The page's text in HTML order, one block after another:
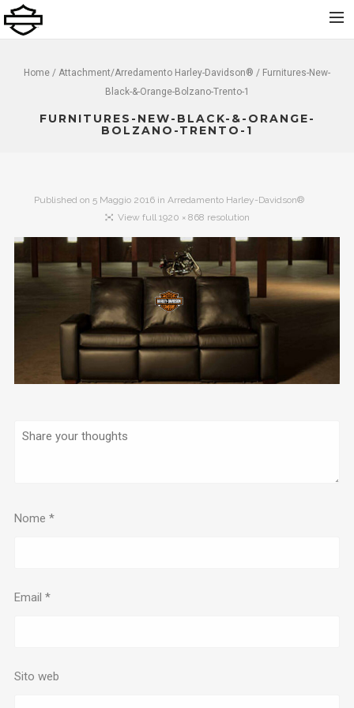
Nuovo
Service
Dolomiti Chapter
Home / Attachment/Arredamento Harley-Davidson® / Furnitures-New-
Black-&-Orange-Bolzano-Trento-1
FURNITURES-NEW-BLACK-&-ORANGE-
BOLZANO-TRENTO-1
Published on 5 Maggio 2016 in Arredamento Harley-Davidson®
View full 1920 × 868 resolution
Nome *
Email *
Sito web